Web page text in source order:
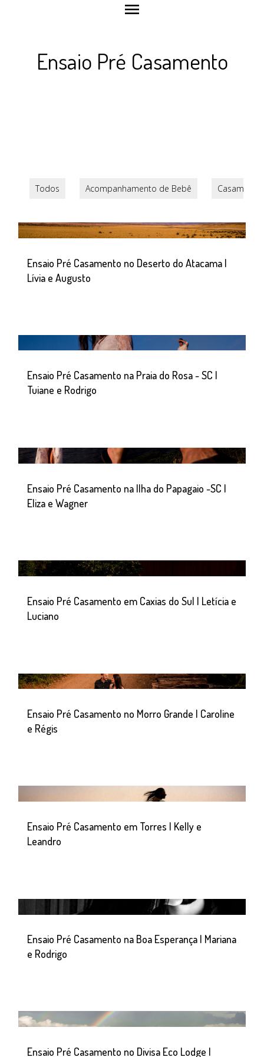
menu
Ensaio Pré Casamento
Todos Acompanhamento de Bebê Casamento
Ensaio Pré Casamento no Deserto do Atacama |
Lívia e Augusto
Ensaio Pré Casamento na Praia do Rosa - SC |
Tuiane e Rodrigo
Ensaio Pré Casamento na Ilha do Papagaio -SC |
Eliza e Wagner
Ensaio Pré Casamento em Caxias do Sul | Letícia e
Luciano
Ensaio Pré Casamento no Morro Grande | Caroline
e Régis
Ensaio Pré Casamento em Torres | Kelly e
Leandro
Ensaio Pré Casamento na Boa Esperança | Mariana
e Rodrigo
Ensaio Pré Casamento no Divisa Eco Lodge |